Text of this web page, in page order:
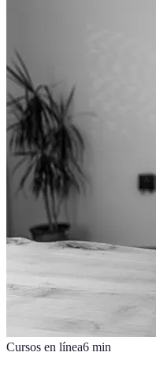
Cursos en línea6 min